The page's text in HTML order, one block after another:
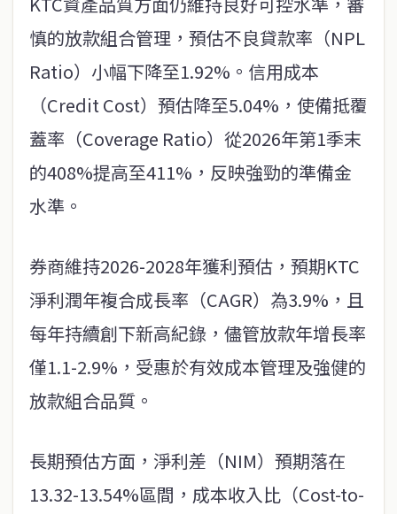
慎的放款組合管理，預估不良貸款率（NPL
Ratio）小幅下降至1.92%。信用成本
（Credit Cost）預估降至5.04%，使備抵覆
蓋率（Coverage Ratio）從2026年第1季末
的408%提高至411%，反映強勁的準備金
水準。
券商維持2026-2028年獲利預估，預期KTC
淨利潤年複合成長率（CAGR）為3.9%，且
每年持續創下新高紀錄，儘管放款年增長率
僅1.1-2.9%，受惠於有效成本管理及強健的
放款組合品質。
長期預估方面，淨利差（NIM）預期落在
13.32-13.54%區間，成本收入比（Cost-to-